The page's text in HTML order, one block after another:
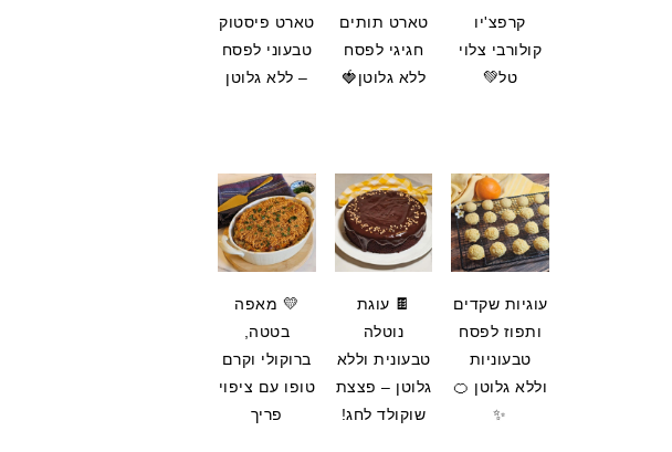
קרפצ'יו
קולורבי צלוי
טל💚
טארט תותים
חגיגי לפסח
ללא גלוטן🍓
טארט פיסטוק
טבעוני לפסח
– ללא גלוטן
עוגיות שקדים
ותפוז לפסח
טבעוניות
וללא גלוטן 🍊
✨
🍫 עוגת
נוטלה
טבעונית וללא
גלוטן – פצצת
שוקולד לחג!
💛 מאפה
בטטה,
ברוקולי וקרם
טופו עם ציפוי
פריך